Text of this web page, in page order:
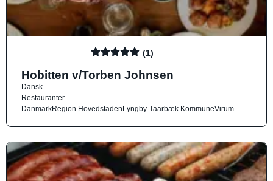
(1)
Hobitten v/Torben Johnsen
Dansk
Restauranter
DanmarkRegion HovedstadenLyngby-Taarbæk KommuneVirum